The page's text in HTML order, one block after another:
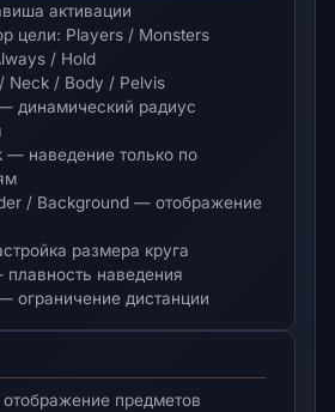
активации
цели: Players / Monsters
/ Hold
Neck / Body / Pelvis
динамический радиус
— наведение только по
/ Background — отображение
размера круга
наведения
ограничение дистанции
предметов